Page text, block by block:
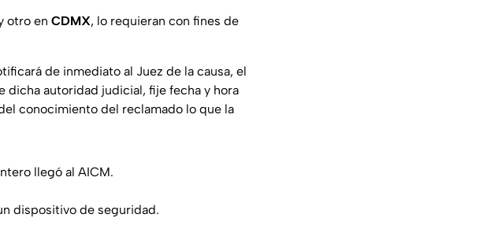
otro en CDMX, lo requieran con fines de
de inmediato al Juez de la causa, el
autoridad judicial, fije fecha y hora
conocimiento del reclamado lo que la
llegó al AICM.
dispositivo de seguridad.